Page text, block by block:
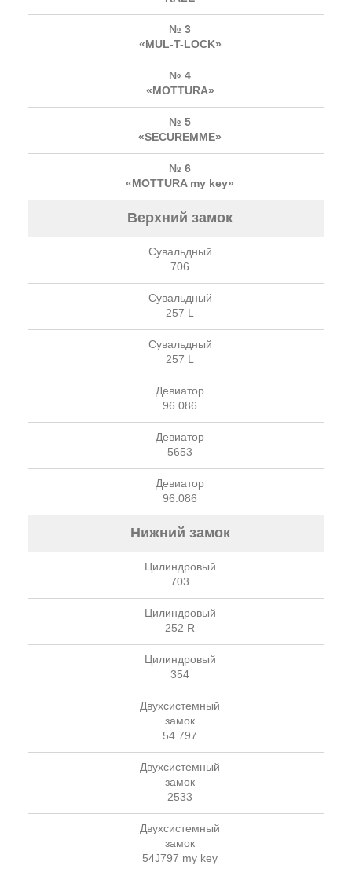
№ 3
«MUL-T-LOCK»
№ 4
«MOTTURA»
№ 5
«SECUREMME»
№ 6
«MOTTURA my key»
Верхний замок
Сувальдный
706
Сувальдный
257 L
Сувальдный
257 L
Девиатор
96.086
Девиатор
5653
Девиатор
96.086
Нижний замок
Цилиндровый
703
Цилиндровый
252 R
Цилиндровый
354
Двухсистемный
замок
54.797
Двухсистемный
замок
2533
Двухсистемный
замок
54J797 my key